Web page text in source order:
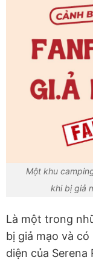
Một khu
khi bị giả
Là một trong
bị giả mạo và
diện của